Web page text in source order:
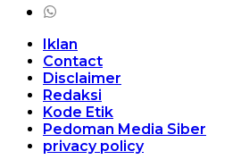
Iklan
Contact
Disclaimer
Redaksi
Kode Etik
Pedoman Media Siber
privacy policy